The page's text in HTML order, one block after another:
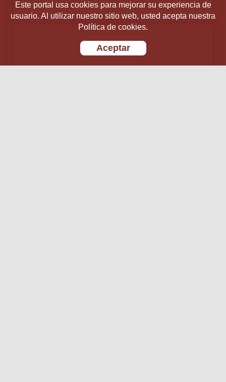
Este portal usa cookies para mejorar su experiencia de
usuario. Al utilizar nuestro sitio web, usted acepta nuestra
Política de cookies.
Aceptar